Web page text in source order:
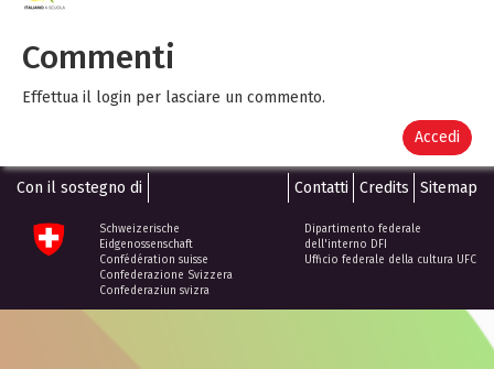
Commenti
Effettua il login per lasciare un commento.
Accedi
Con il sostegno di Contatti Credits Sitemap
Schweizerische
Eidgenossenschaft
Confédération suisse
Confederazione Svizzera
Confederaziun svizra
Dipartimento federale
dell'interno DFI
Ufficio federale della cultura UFC